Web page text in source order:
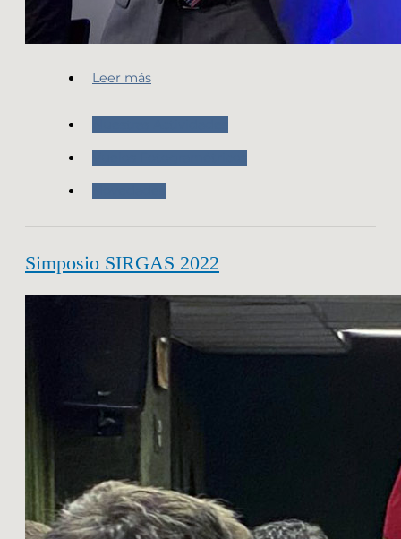
Leer más
Simposio SIRGAS 2022